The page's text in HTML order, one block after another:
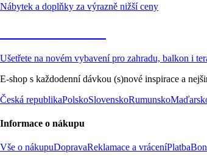
Nábytek a doplňky za výrazně nižší ceny
Ušetřete na novém vybavení pro zahradu, balkon i
E-shop s každodenní dávkou (s)nové inspirace a
Česká republikaPolskoSlovenskoRumunsko
Informace o nákupu
Vše o nákupuDopravaReklamace a vráceníPlatba